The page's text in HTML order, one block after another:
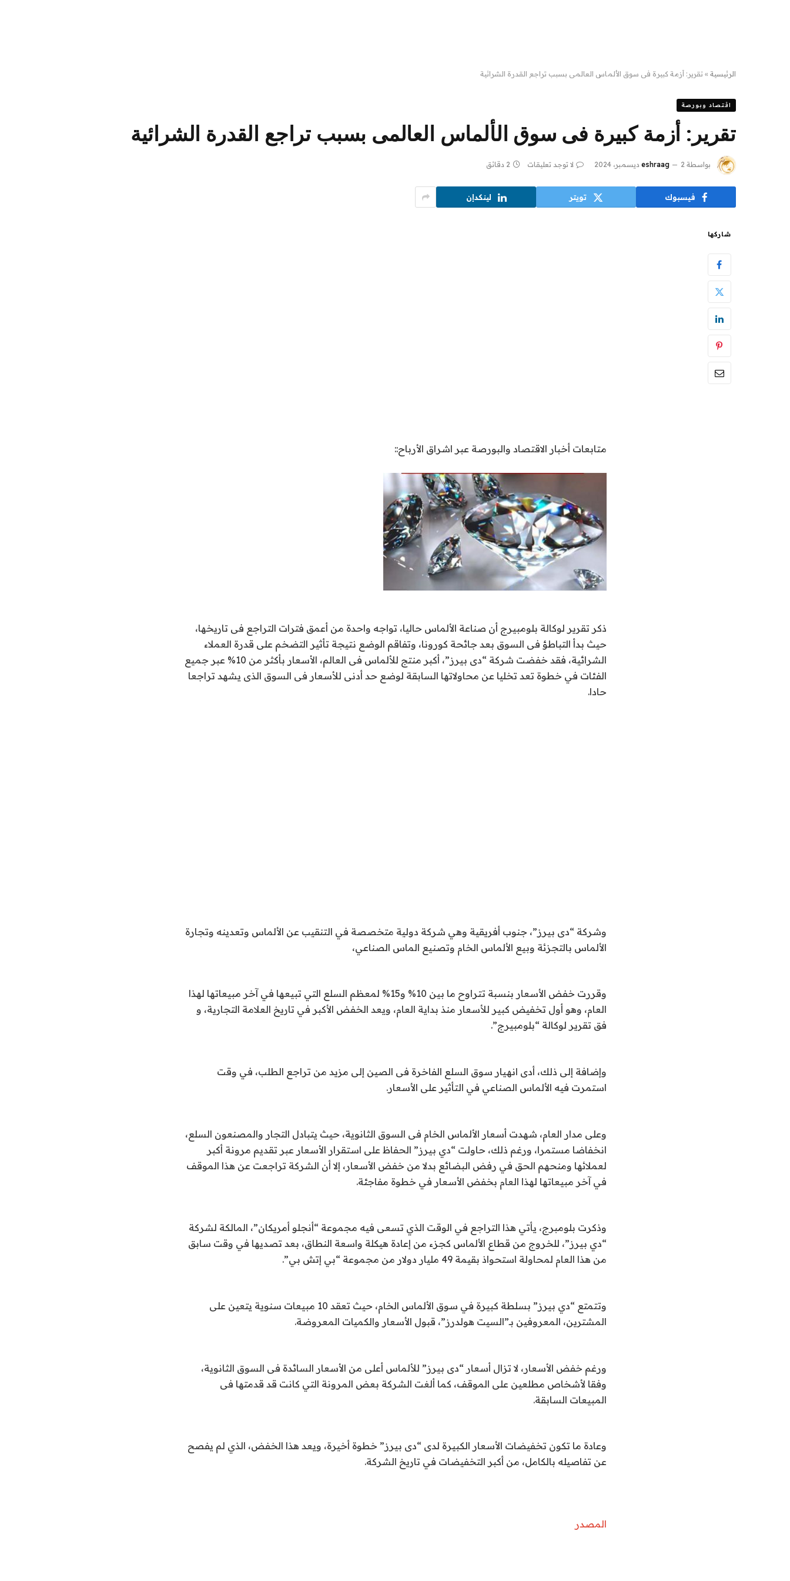
الرئيسية » تقرير: أزمة كبيرة فى سوق الألماس العالمى بسبب تراجع القدرة الشرائية
اقتصاد وبورصة
تقرير: أزمة كبيرة فى سوق الألماس العالمى بسبب تراجع القدرة الشرائية
بواسطة eshraag 2 ديسمبر، 2024 لا توجد تعليقات 2 دقائق
فيسبوك تويتر لينكدإن
شاركها
متابعات أخبار الاقتصاد والبورصة عبر اشراق الأرباح::
ذكر تقرير لوكالة بلومبيرج أن صناعة الألماس حاليا، تواجه واحدة من أعمق فترات التراجع فى تاريخها،
حيث بدأ التباطؤ فى السوق بعد جائحة كورونا، وتفاقم الوضع نتيجة تأثير التضخم على قدرة العملاء
الشرائية، فقد خفضت شركة “دى بيرز”، أكبر منتج للألماس فى العالم، الأسعار بأكثر من 10% عبر جميع
الفئات في خطوة تعد تخليا عن محاولاتها السابقة لوضع حد أدنى للأسعار فى السوق الذى يشهد تراجعا
حادا.
وشركة “دى بيرز”، جنوب أفريقية وهي شركة دولية متخصصة في التنقيب عن الألماس وتعدينه وتجارة
الألماس بالتجزئة وبيع الألماس الخام وتصنيع الماس الصناعي،
وقررت خفض الأسعار بنسبة تتراوح ما بين 10% و15% لمعظم السلع التي تبيعها في آخر مبيعاتها لهذا
العام، وهو أول تخفيض كبير للأسعار منذ بداية العام، ويعد الخفض الأكبر في تاريخ العلامة التجارية، و
فق تقرير لوكالة “بلومبيرج”.
وإضافة إلى ذلك، أدى انهيار سوق السلع الفاخرة فى الصين إلى مزيد من تراجع الطلب، في وقت
استمرت فيه الألماس الصناعي في التأثير على الأسعار.
وعلى مدار العام، شهدت أسعار الألماس الخام فى السوق الثانوية، حيث يتبادل التجار والمصنعون السلع،
انخفاضا مستمرا، ورغم ذلك، حاولت “دي بيرز” الحفاظ على استقرار الأسعار عبر تقديم مرونة أكبر
لعملائها ومنحهم الحق في رفض البضائع بدلا من خفض الأسعار، إلا أن الشركة تراجعت عن هذا الموقف
في آخر مبيعاتها لهذا العام بخفض الأسعار في خطوة مفاجئة.
وذكرت بلومبرج، يأتي هذا التراجع في الوقت الذي تسعى فيه مجموعة “أنجلو أمريكان”، المالكة لشركة
“دي بيرز”، للخروج من قطاع الألماس كجزء من إعادة هيكلة واسعة النطاق، بعد تصديها في وقت سابق
من هذا العام لمحاولة استحواذ بقيمة 49 مليار دولار من مجموعة “بي إتش بي”.
وتتمتع “دي بيرز” بسلطة كبيرة في سوق الألماس الخام، حيث تعقد 10 مبيعات سنوية يتعين على
المشترين، المعروفين بـ”السيت هولدرز”، قبول الأسعار والكميات المعروضة.
ورغم خفض الأسعار، لا تزال أسعار “دى بيرز” للألماس أعلى من الأسعار السائدة فى السوق الثانوية،
وفقا لأشخاص مطلعين على الموقف، كما ألغت الشركة بعض المرونة التي كانت قد قدمتها فى
المبيعات السابقة.
وعادة ما تكون تخفيضات الأسعار الكبيرة لدى “دى بيرز” خطوة أخيرة، ويعد هذا الخفض، الذي لم يفصح
عن تفاصيله بالكامل، من أكبر التخفيضات في تاريخ الشركة.
المصدر